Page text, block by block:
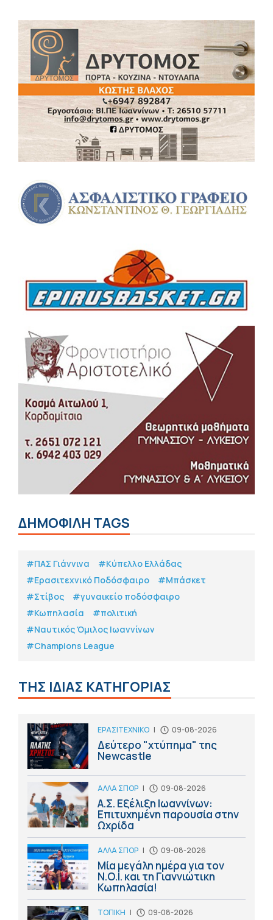
ΔΗΜΟΦΙΛΗ TAGS
#ΠΑΣ Γιάννινα
#Κύπελλο Ελλάδας
#Eρασιτεχνικό Ποδόσφαιρο
#Μπάσκετ
#Στίβος
#γυναικείο ποδόσφαιρο
#Κωπηλασία
#πολιτική
#Ναυτικός Όμιλος Ιωαννίνων
#Champions League
ΤΗΣ ΙΔΙΑΣ ΚΑΤΗΓΟΡΙΑΣ
ΕΡΑΣΙΤΕΧΝΙΚΟ | 09-08-2026
Δεύτερο "χτύπημα" της
Newcastle
ΑΛΛΑ ΣΠΟΡ | 09-08-2026
Α.Σ. Εξέλιξη Ιωαννίνων:
Επιτυχημένη παρουσία στην
Ωχρίδα
ΑΛΛΑ ΣΠΟΡ | 09-08-2026
Μία μεγάλη ημέρα για τον
Ν.Ο.Ι. και τη Γιαννιώτικη
Κωπηλασία!
ΤΟΠΙΚΗ | 09-08-2026